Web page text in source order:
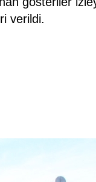
verildi.